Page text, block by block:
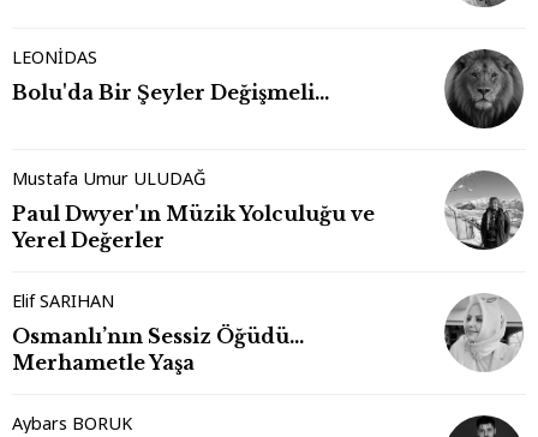
LEONİDAS
Bolu'da Bir Şeyler Değişmeli…
Mustafa Umur ULUDAĞ
Paul Dwyer'ın Müzik Yolculuğu ve
Yerel Değerler
Elif SARIHAN
Osmanlı’nın Sessiz Öğüdü…
Merhametle Yaşa
Aybars BORUK